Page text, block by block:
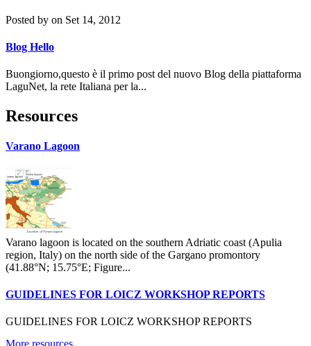
Posted by on Set 14, 2012
Blog Hello
Buongiorno,questo è il primo post del nuovo Blog della piattaforma
LaguNet, la rete Italiana per la...
Resources
Varano Lagoon
Varano lagoon is located on the southern Adriatic coast (Apulia
region, Italy) on the north side of the Gargano promontory
(41.88°N; 15.75°E; Figure...
GUIDELINES FOR LOICZ WORKSHOP REPORTS
GUIDELINES FOR LOICZ WORKSHOP REPORTS